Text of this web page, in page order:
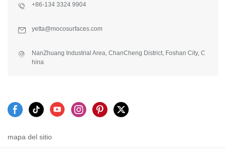
+86-134 3324 9904
yetta@mocosurfaces.com
NanZhuang Industrial Area, ChanCheng District, Foshan City, C
hina
mapa del sitio